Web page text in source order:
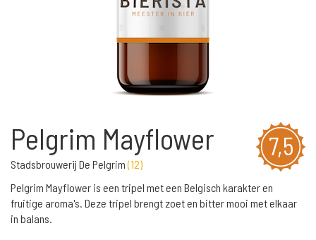
7,5
Pelgrim Mayflower
Stadsbrouwerij De Pelgrim(12)
Pelgrim Mayflower is een tripel met een Belgisch karakter en
fruitige aroma's. Deze tripel brengt zoet en bitter mooi met elkaar
in balans.